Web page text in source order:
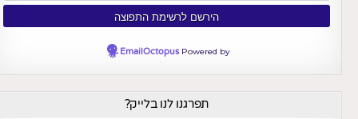
Powered by
EmailOctopus
תפרגנו לנו בלייק?